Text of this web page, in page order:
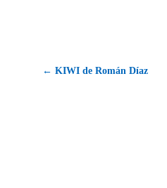
← KIWI de Román Díaz